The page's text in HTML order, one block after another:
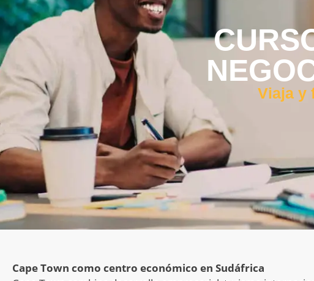
Viaja y
Cape Town como centro económico en Sudáfrica